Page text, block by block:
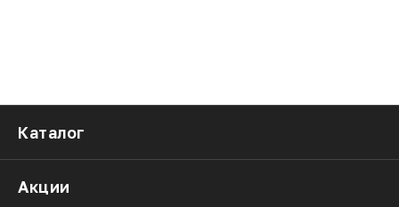
Каталог
Акции